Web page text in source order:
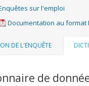
sur l'emploi
Documentation au format
DE L'ENQUÊTE
de